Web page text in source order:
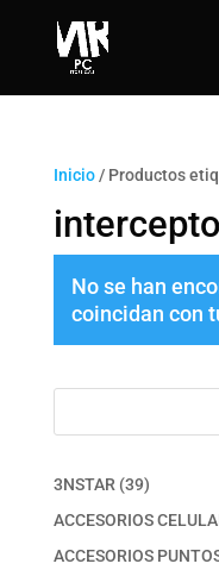
Inicio/ Productos
No se han
coincidan con
3NSTAR 3939
productos
ACCESORIOS
ACCESORIOS